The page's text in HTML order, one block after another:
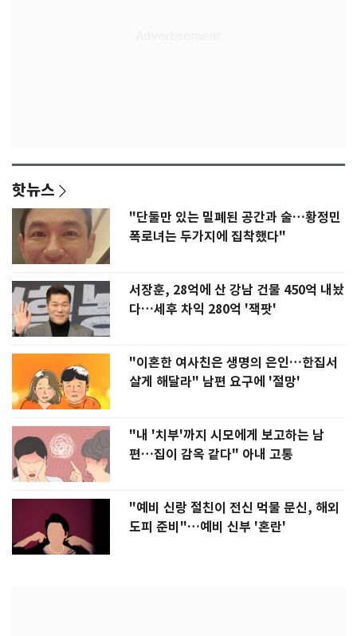
핫뉴스
"단둘만 있는 밀폐된 공간과 술…황정민
폭로녀는 두가지에 집착했다"
서장훈, 28억에 산 강남 건물 450억 내놨
다…세후 차익 280억 '잭팟'
"이혼한 여사친은 생명의 은인…한집서
살게 해달라" 남편 요구에 '절망'
"내 '치부'까지 시모에게 보고하는 남
편…집이 감옥 같다" 아내 고통
"예비 신랑 절친이 전신 먹물 문신, 해외
도피 준비"…예비 신부 '혼란'